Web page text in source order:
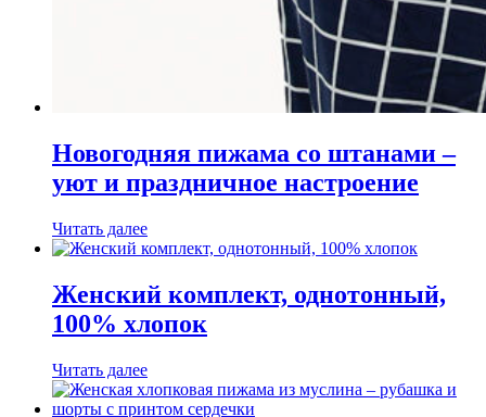
Новогодняя пижама со штанами –
уют и праздничное настроение
Читать далее
Женский комплект, однотонный,
100% хлопок
Читать далее